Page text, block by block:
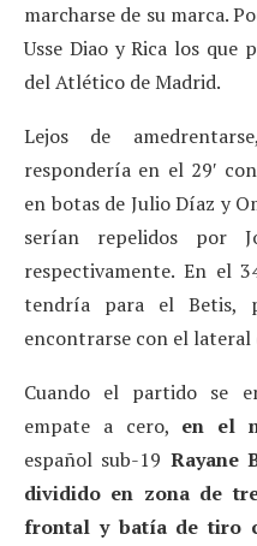
marcharse de su marca.
Usse Diao y Rica los
del Atlético de Madrid.
Lejos de
respondería en el 29′
en botas de Julio Díaz y
serían repelidos
respectivamente. En el
tendría para el Betis,
encontrarse con el lateral
Cuando el partido se
empate a cero, en el
español sub-19 Rayane
dividido en zona de
frontal y batía de tiro